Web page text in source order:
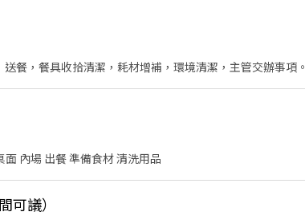
餐，餐具收拾清潔，耗材增補，環境清潔，主管交辦事項。
內場 出餐 準備食材 清洗用品
可議）